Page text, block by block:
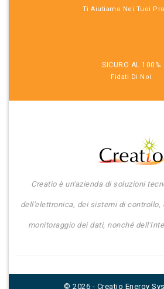
Ti Aiutiamo Nei Tuoi
SICURO AL 100%
Fidati Di Noi
Creatio è un'azienda di soluzioni
dell'elettronica, dei sistemi di controllo,
monitoraggio dei dati, nonché
© 2026 - Creatio Energy